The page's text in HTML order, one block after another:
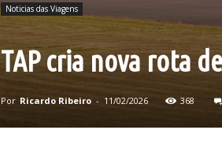
Noticias das Viagens
TAP cria nova rota
Por Ricardo Ribeiro - 11/02/2026 368